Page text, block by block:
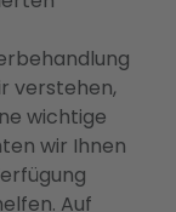
verstehen,
wichtige
wir Ihnen
Auf